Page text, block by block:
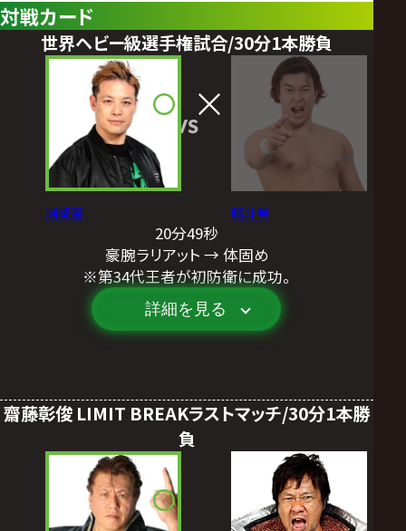
対戦カード
世界ヘビー級選手権試合/30分1本勝負
潮崎豪
VS
晴斗希
20分49秒
豪腕ラリアット → 体固め
※第34代王者が初防衛に成功。
詳細を見る
齋藤彰俊 LIMIT BREAKラストマッチ/30分1本勝
負